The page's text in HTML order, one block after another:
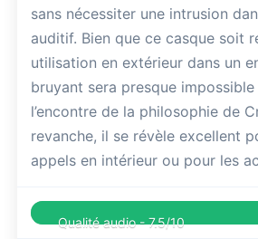
sans nécessiter une intrusion
auditif. Bien que ce casque soit
utilisation en extérieur dans un
bruyant sera presque
l’encontre de la philosophie de
revanche, il se révèle excellent
appels en intérieur ou pour les
Qualité audio -7.5/10